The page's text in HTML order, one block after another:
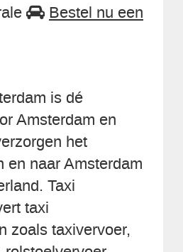
Bestel nu een
is dé
Amsterdam en
het
en naar Amsterdam
Taxi
taxi
zoals taxivervoer,